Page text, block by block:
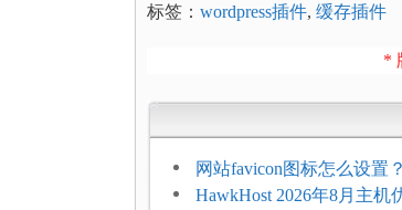
标签： wordpress插件, 缓存插件
*
网站favicon图标怎么设置
加方法
HawkHost 2026年8月主机